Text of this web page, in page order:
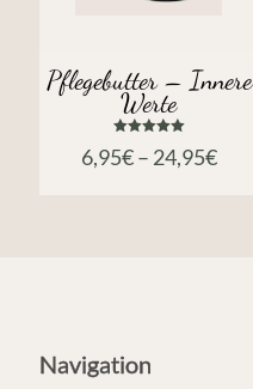
Pflegebutter – Innere
Werte
mit
6,95€– 24,95€
Navigation